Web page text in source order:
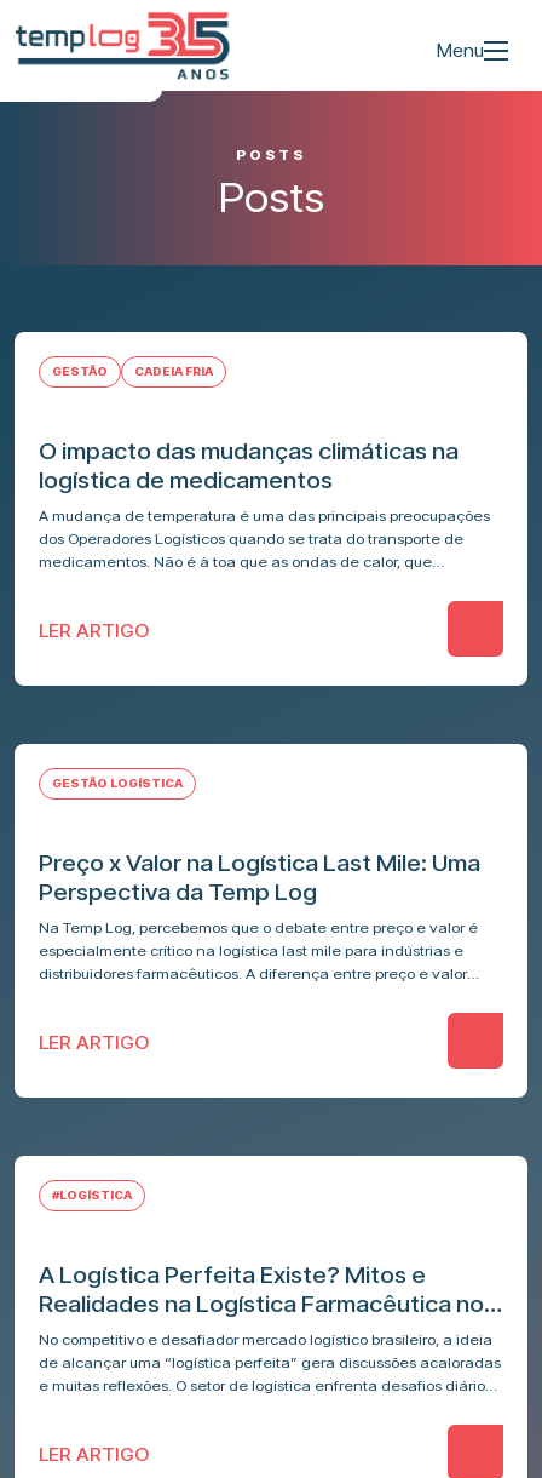
Menu
POSTS
Posts
GESTÃO CADEIA FRIA
O impacto das mudanças climáticas na
logística de medicamentos
A mudança de temperatura é uma das principais preocupações
dos Operadores Logísticos quando se trata do transporte de
medicamentos. Não é à toa que as ondas de calor, que
LER ARTIGO
GESTÃO LOGÍSTICA
Preço x Valor na Logística Last Mile: Uma
Perspectiva da Temp Log
Na Temp Log, percebemos que o debate entre preço e valor é
especialmente crítico na logística last mile para indústrias e
distribuidores farmacêuticos. A diferença entre preço e valor
LER ARTIGO
#LOGÍSTICA
A Logística Perfeita Existe? Mitos e
Realidades na Logística Farmacêutica no
Brasil
No competitivo e desafiador mercado logístico brasileiro, a ideia
de alcançar uma “logística perfeita” gera discussões acaloradas
e muitas reflexões. O setor de logística enfrenta desafios diários,
LER ARTIGO